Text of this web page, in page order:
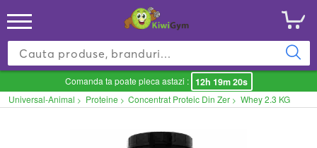
Comanda ta poate pleca astazi : 12h 19m 20s
Universal-Animal > Proteine > Concentrat Proteic Din Zer > Whey 2.3 KG